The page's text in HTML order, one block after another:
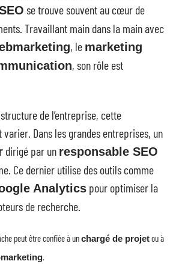
se trouve souvent au cœur de
Travaillant main dans la main avec
, le marketing
, son rôle est
de l’entreprise, cette
Dans les grandes entreprises, un
dirigé par un responsable SEO
Ce dernier utilise des outils comme
Analytics pour optimiser la
de recherche.
peut être confiée à unchargé de projetou à